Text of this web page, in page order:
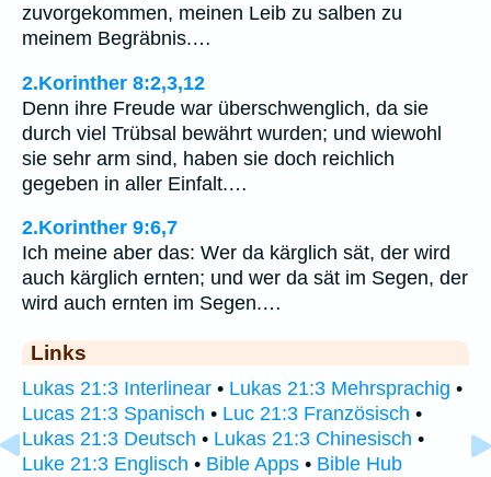
zuvorgekommen, meinen Leib zu salben zu
meinem Begräbnis.…
2.Korinther 8:2,3,12
Denn ihre Freude war überschwenglich, da sie
durch viel Trübsal bewährt wurden; und wiewohl
sie sehr arm sind, haben sie doch reichlich
gegeben in aller Einfalt.…
2.Korinther 9:6,7
Ich meine aber das: Wer da kärglich sät, der wird
auch kärglich ernten; und wer da sät im Segen, der
wird auch ernten im Segen.…
Links
Lukas 21:3 Interlinear • Lukas 21:3 Mehrsprachig •
Lucas 21:3 Spanisch • Luc 21:3 Französisch •
Lukas 21:3 Deutsch • Lukas 21:3 Chinesisch •
Luke 21:3 Englisch • Bible Apps • Bible Hub